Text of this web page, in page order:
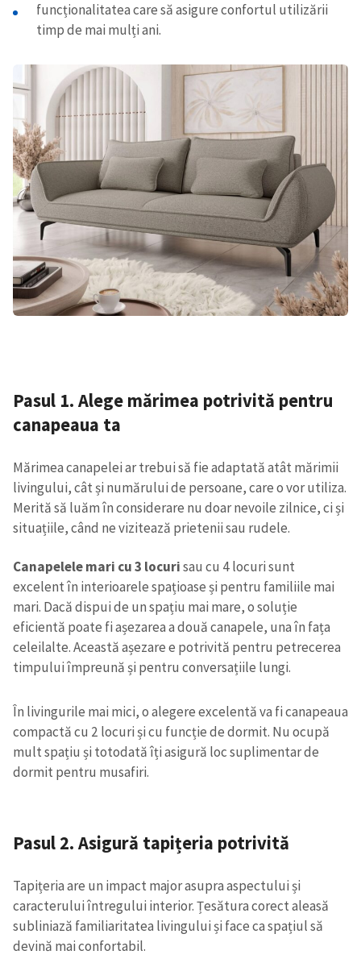
funcționalitatea care să asigure confortul utilizării
timp de mai mulți ani.
Pasul 1. Alege mărimea potrivită pentru
canapeaua ta
Mărimea canapelei ar trebui să fie adaptată atât mărimii
livingului, cât și numărului de persoane, care o vor utiliza.
Merită să luăm în considerare nu doar nevoile zilnice, ci și
situațiile, când ne vizitează prietenii sau rudele.
Canapelele mari cu 3 locurisau cu 4 locuri sunt
excelent în interioarele spațioase și pentru familiile mai
mari. Dacă dispui de un spațiu mai mare, o soluție
eficientă poate fi așezarea a două canapele, una în fața
celeilalte. Această așezare e potrivită pentru petrecerea
timpului împreună și pentru conversațiile lungi.
În livingurile mai mici, o alegere excelentă va fi canapeaua
compactă cu 2 locuri și cu funcție de dormit. Nu ocupă
mult spațiu și totodată îți asigură loc suplimentar de
dormit pentru musafiri.
Pasul 2. Asigură tapițeria potrivită
Tapițeria are un impact major asupra aspectului și
caracterului întregului interior. Țesătura corect aleasă
subliniază familiaritatea livingului și face ca spațiul să
devină mai confortabil.